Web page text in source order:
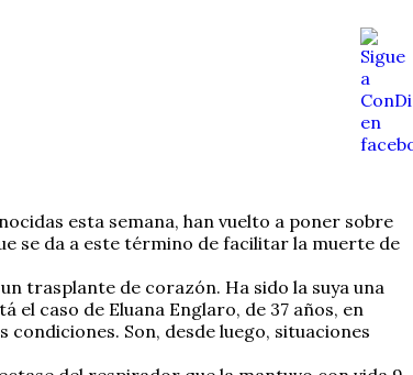
esta semana, han vuelto a poner sobre
se da a este término de facilitar la muerte de
trasplante de corazón. Ha sido la suya una
caso de Eluana Englaro, de 37 años, en
Son, desde luego, situaciones